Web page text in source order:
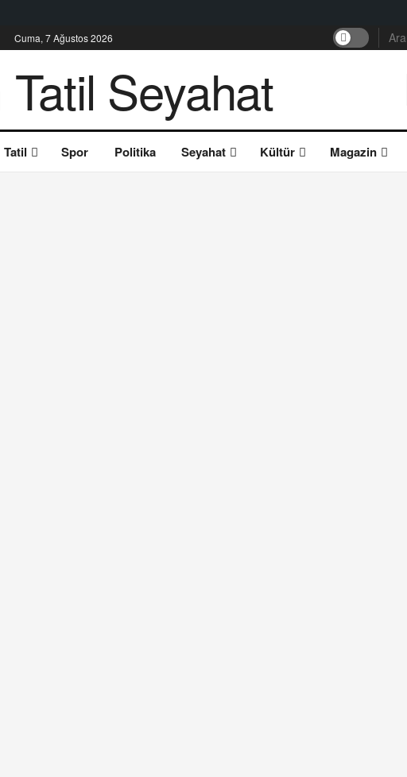
Cuma, 7 Ağustos 2026
Tatil Spor Politika Seyahat Kültür Magazin